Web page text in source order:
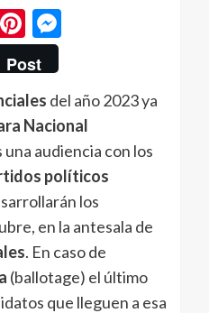
Pinterest
Messenger
Post
del año 2023 ya
Nacional
audiencia con los
políticos
los
en la antesala de
. En caso de
(ballotage) el último
que lleguen a esa